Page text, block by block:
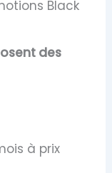
Black
des
à prix